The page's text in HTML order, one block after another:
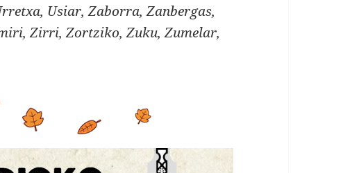
Usiar, Zaborra, Zanbergas,
Zirri, Zortziko, Zuku, Zumelar,